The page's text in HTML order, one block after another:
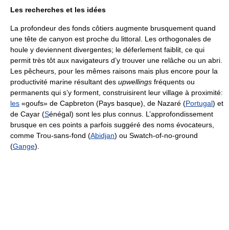
Les recherches et les idées
La profondeur des fonds côtiers augmente brusquement quand
une tête de canyon est proche du littoral. Les orthogonales de
houle y deviennent divergentes; le déferlement faiblit, ce qui
permit très tôt aux navigateurs d’y trouver une relâche ou un abri.
Les pêcheurs, pour les mêmes raisons mais plus encore pour la
productivité marine résultant des upwellings fréquents ou
permanents qui s’y forment, construisirent leur village à proximité:
les «goufs» de Capbreton (Pays basque), de Nazaré (Portugal) et
de Cayar (Sénégal) sont les plus connus. L’approfondissement
brusque en ces points a parfois suggéré des noms évocateurs,
comme Trou-sans-fond (Abidjan) ou Swatch-of-no-ground
(Gange).